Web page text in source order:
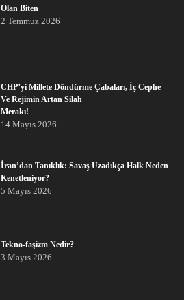
Olan Biten
2 Temmuz 2026
CHP’yi Millete Döndürme Çabaları, İç Cephe
Ve Rejimin Artan Silah
Merakı!
14 Mayıs 2026
İran’dan Tanıklık: Savaş Uzadıkça Halk Neden
Kenetleniyor?
5 Mayıs 2026
Tekno-faşizm Nedir?
3 Mayıs 2026